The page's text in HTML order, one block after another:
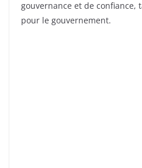
gouvernance et de confiance,
pour le gouvernement.